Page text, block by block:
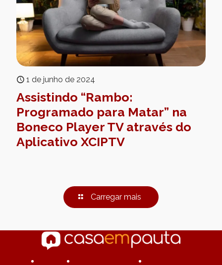
1 de junho de 2024
Assistindo “Rambo:
Programado para Matar” na
Boneco Player TV através do
Aplicativo XCIPTV
Carregar mais